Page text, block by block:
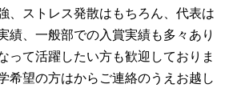
、ストレス発散はもちろん、代表は
績、一般部での入賞実績も多々あり
って活躍したい方も歓迎しておりま
希望の方はからご連絡のうえお越し